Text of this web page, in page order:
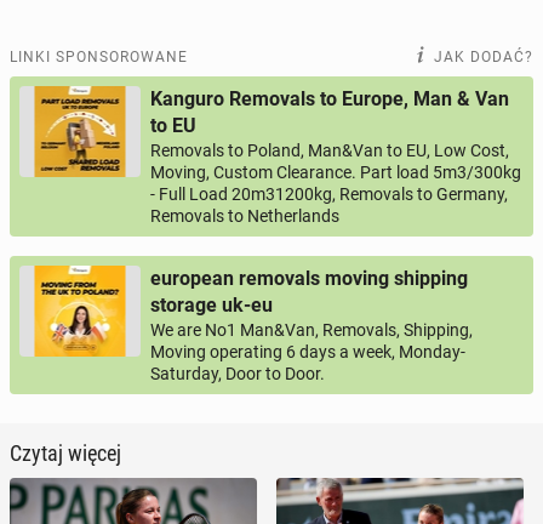
LINKI SPONSOROWANE JAK DODAĆ?
Kanguro Removals to Europe, Man & Van
to EU
Removals to Poland, Man&Van to EU, Low Cost,
Moving, Custom Clearance. Part load 5m3/300kg
- Full Load 20m31200kg, Removals to Germany,
Removals to Netherlands
european removals moving shipping
storage uk-eu
We are No1 Man&Van, Removals, Shipping,
Moving operating 6 days a week, Monday-
Saturday, Door to Door.
Czytaj więcej